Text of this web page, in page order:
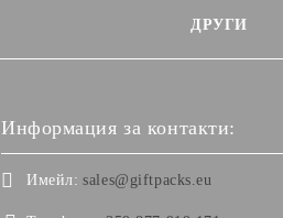
ДРУГИ
Информация за контакти:
Имейл: sales@giftpacks.eu